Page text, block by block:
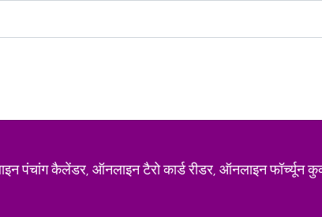
पंचांग कैलेंडर, ऑनलाइन टैरो कार्ड रीडर, ऑनलाइन फॉर्च्यून